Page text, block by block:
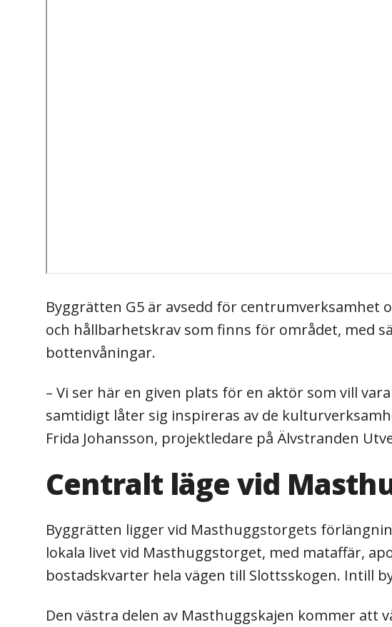
Byggrätten G5 är avsedd för centrumverksamhet
och hållbarhetskrav som finns för området, med
bottenvåningar.
– Vi ser här en given plats för en aktör som vill
samtidigt låter sig inspireras av de
Frida Johansson, projektledare på Älvstranden
Centralt läge vid
Byggrätten ligger vid Masthuggstorgets
lokala livet vid Masthuggstorget, med mataffär,
bostadskvarter hela vägen till Slottsskogen. Intill
Den västra delen av Masthuggskajen kommer att